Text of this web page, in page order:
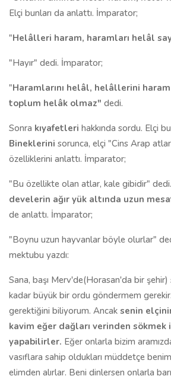
Elçi bunları da anlattı. İmparator;
"Helâlleri haram, haramları helâl
"Hayır" dedi. İmparator;
"Haramlarını helâl, helâllerini
toplum helâk olmaz" dedi.
Sonra kıyafetleri hakkında sordu. Elçi
Bineklerini sorunca, elçi "Cins Arap
özelliklerini anlattı. İmparator;
"Bu özellikte olan atlar, kale gibidir"
develerin ağır yük altında uzun
de anlattı. İmparator;
"Boynu uzun hayvanlar böyle olurlar"
mektubu yazdı:
Sana, başı Merv'de(Horasan'da bir
kadar büyük bir ordu göndermem
gerektiğini biliyorum. Ancak senin
kavim eğer dağları verinden
yapabilirler. Eğer onlarla bizim
vasıflara sahip oldukları müddetçe
elimden alırlar. Beni dinlersen onlarla